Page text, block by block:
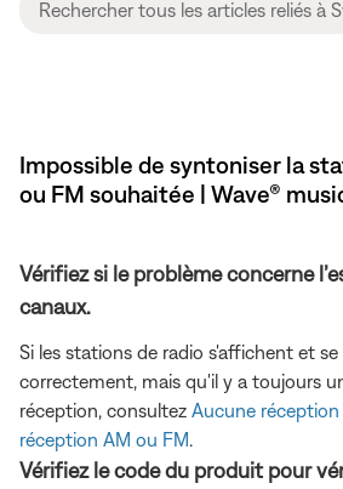
Impossible de syntoniser la
ou FM souhaitée | Wave®
Vérifiez si le problème concerne
canaux.
Si les stations de radio s'affichent et
correctement, mais qu'il y a toujours
réception, consultez Aucune
réception AM ou FM.
Vérifiez le code du produit pour